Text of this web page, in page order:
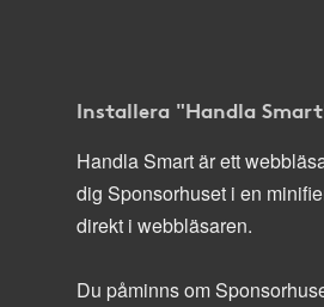
Installera "Handla
Handla Smart är ett
dig Sponsorhuset i en
direkt i webbläsaren.
Du påminns om